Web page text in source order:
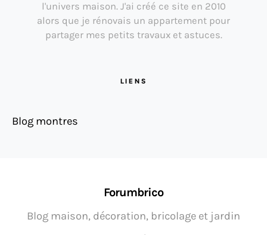
l'univers maison. J'ai créé ce site en 2010
alors que je rénovais un appartement pour
partager mes petits travaux et astuces.
LIENS
Blog montres
Forumbrico
Blog maison, décoration, bricolage et jardin